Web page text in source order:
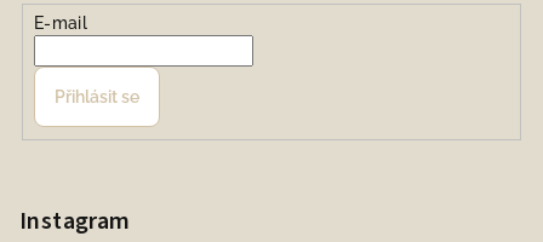
E-mail
Přihlásit se
Instagram